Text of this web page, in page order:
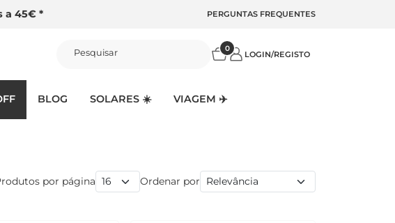
a 45€ * PERGUNTAS FREQUENTES
Pesquisar 0
LOGIN/REGISTO
BLOG SOLARES ☀️ VIAGEM ✈️
por página Ordenar por